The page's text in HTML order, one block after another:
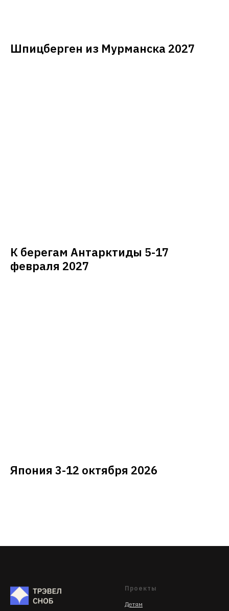
Шпицберген из Мурманска 2027
К берегам Антарктиды 5-17
февраля 2027
Япония 3-12 октября 2026
Проекты
Детям